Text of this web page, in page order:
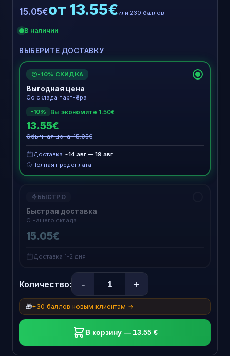
15.05€от 13.55€или 230 баллов
В наличии
ВЫБЕРИТЕ ДОСТАВКУ
€ -10% СКИДКА
Выгодная цена
Со склада партнёра
-10%
Вы экономите 1.50€
13.55€
Обычная цена: 15.05€
Доставка ~14 авг — 19 авг
Полная предоплата
БЫСТРО
Быстрая доставка
С нашего склада
15.05€
Доставка 1-2 дня
Количество: - +
🎁+30 баллов новым клиентам →
В корзину — 13.55 €